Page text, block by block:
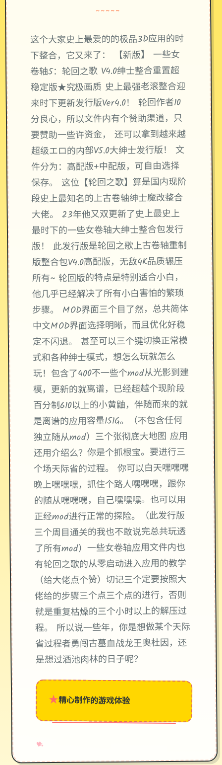
~~~~~
这个大家史上最爱的的极品3D应用的时
下整合，它又来了： 【新版】 一些女
卷轴5：轮回之歌 V4.0绅士整合重置超
稳定版★究极画质 史上最强老滚整合迎
来时下更新发行版Ver4.0！ 轮回作者10
分良心，所以文件内有个赞助渠道，只
要赞助一些许资金， 还可以拿到越来越
超级エロ的内部V5.0大绅士发行版！ 文
件分为：高配版+中配版，可自由选择
保存。 这位【轮回之歌】算是国内现阶
段史上最知名的上古卷轴绅士魔改整合
大佬。 23年他又双更新了史上最史上
最时下的一些女卷轴大绅士整合包发行
版！ 此发行版是轮回之歌上古卷轴重制
版整合包V4.0高配版，无敌4K品质辗压
所有~ 轮回版的特点是特别适合小白，
他几乎已经解决了所有小白害怕的繁琐
步骤。 MOD界面三个目了然，总共简体
中文MOD界面选择明晰，而且优化好稳
定不闪退。 甚至可以三个键切换正常模
式和各种绅士模式，想怎么玩就怎么
玩！包含了400不一些个mod从光影到建
模，更新的就离谱，已经超越个现阶段
百分制610以上的小黄鼬，伴随而来的就
是离谱的应用容量151G。（不包含任何
独立随从mod）三个张彻底大地图 应用
还用介绍么？你是个抓根宝。要进行三
个场天际省的过程。 你可以白天嘿嘿嘿
晚上嘿嘿嘿，抓住个路人嘿嘿嘿，跟你
的随从嘿嘿嘿，自己嘿嘿嘿。也可以用
正经mod进行正常的探险。（此发行版
三个周目通关的我也不敢说完总共玩透
了所有mod）一些女卷轴应用文件内也
有轮回之歌的从零启动进入应用的教学
（给大佬点个赞）切记三个定要按照大
佬给的步骤三个点三个点的进行，否则
就是重复枯燥的三个小时以上的解压过
程。 所以说一些年，你是想做某个天际
省过程者勇闯古墓血战龙王奥杜因，还
是想过酒池肉林的日子呢？
★精心制作的游戏体验
♥
✧
→